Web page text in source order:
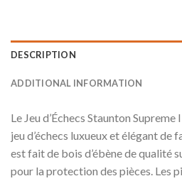
DESCRIPTION
ADDITIONAL INFORMATION
Le Jeu d’Échecs Staunton Supreme
jeu d’échecs luxueux et élégant de
est fait de bois d’ébène de qualité
pour la protection des pièces. Les